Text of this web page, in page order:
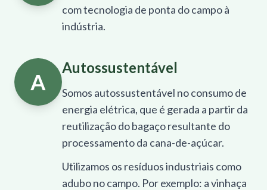
com tecnologia de ponta do campo à
indústria.
A
Autossustentável
Somos autossustentável no consumo de
energia elétrica, que é gerada a partir da
reutilização do bagaço resultante do
processamento da cana-de-açúcar.
Utilizamos os resíduos industriais como
adubo no campo. Por exemplo: a vinhaça